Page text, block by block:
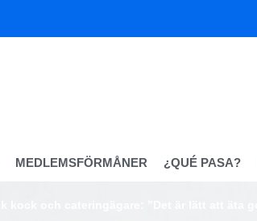
MEDLEMSFÖRMÅNER ¿QUÉ PASA?